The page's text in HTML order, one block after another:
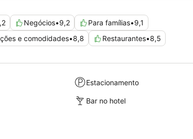
Negócios•9,2 Para famílias•9,1
e comodidades•8,8 Restaurantes•8,5
Estacionamento
Bar no hotel